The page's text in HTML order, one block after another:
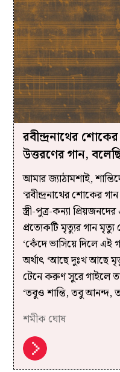
রবীন্দ্রনাথের
উত্তরণের গান,
আমার জ্যাঠামশাই,
‘রবীন্দ্রনাথের শোকের
স্ত্রী-পুত্র-কন্যা
প্রত্যেকটি মৃত্যুর গান
‘কেঁদে ভাসিয়ে দিলে এই
অর্থাৎ ‘আছে দুঃখ আছে
টেনে করুণ সুরে গাইলে
‘তবুও শান্তি, তবু আনন্দ,
শমীক ঘোষ